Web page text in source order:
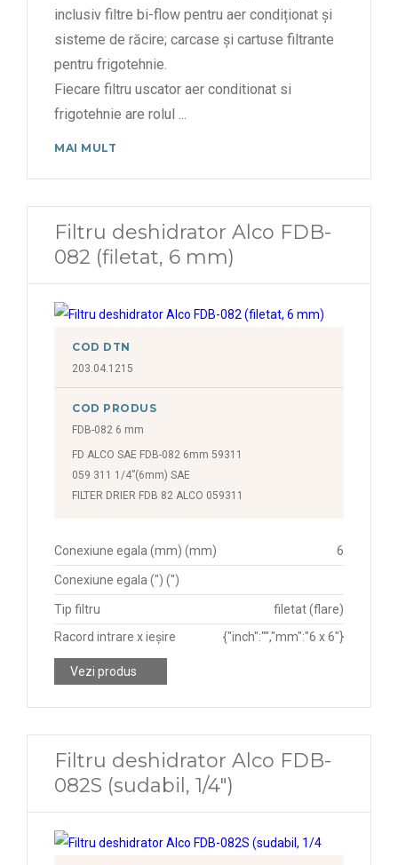
inclusiv filtre bi-flow pentru aer condiționat și
sisteme de răcire; carcase și cartuse filtrante
pentru frigotehnie.
Fiecare filtru uscator aer conditionat si
frigotehnie are rolul ...
MAI MULT
Filtru deshidrator Alco FDB-
082 (filetat, 6 mm)
COD DTN
203.04.1215
COD PRODUS
FDB-082 6 mm
FD ALCO SAE FDB-082 6mm 59311
059 311 1/4”(6mm) SAE
FILTER DRIER FDB 82 ALCO 059311
Conexiune egala (mm) (mm) 6
Conexiune egala (") (")
Tip filtru
filetat (flare)
Racord intrare x ieșire
{"inch":"","mm":"6 x 6"}
Vezi produs
Filtru deshidrator Alco FDB-
082S (sudabil, 1/4")